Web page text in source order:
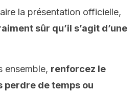
la présentation officielle,
sûr qu’il s’agit d’une
ensemble, renforcez le
perdre de temps ou